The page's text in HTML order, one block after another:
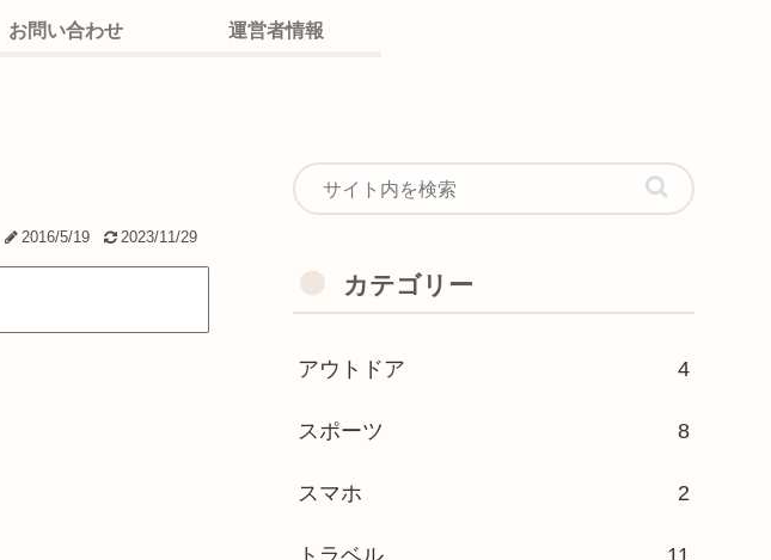
お問い合わせ 運営者情報
2016/5/19 2023/11/29
カテゴリー
アウトドア 4
スポーツ 8
スマホ 2
トラベル 11